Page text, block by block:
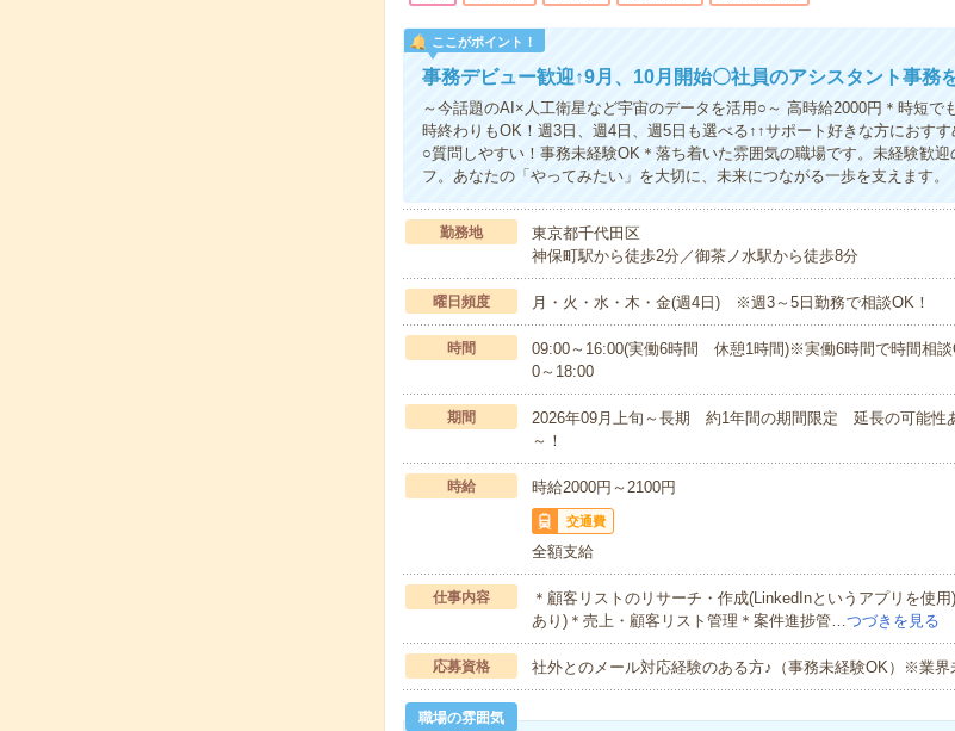
ここがポイント！
事務デビュー歓迎↑9月、10月開始〇社員のアシスタント事務
～今話題のAI×人工衛星など宇宙のデータを活用○～ 高時給2000円＊時短で
時終わりもOK！週3日、週4日、週5日も選べる↑↑サポート好きな方におす
○質問しやすい！事務未経験OK＊落ち着いた雰囲気の職場です。未経験歓
フ。あなたの「やってみたい」を大切に、未来につながる一歩を支えます。
勤務地
東京都千代田区
神保町駅から徒歩2分／御茶ノ水駅から徒歩8分
曜日頻度 月・火・水・木・金(週4日) ※週3～5日勤務で相談OK！
時間
09:00～16:00(実働6時間 休憩1時間)※実働6時間で時間相談
0～18:00
期間
2026年09月上旬～長期 約1年間の期間限定 延長の可能
～！
時給 時給2000円～2100円
交通費
全額支給
仕事内容
＊顧客リストのリサーチ・作成(LinkedInというアプリを使
あり)＊売上・顧客リスト管理＊案件進捗管…つづきを見る
応募資格 社外とのメール対応経験のある方♪（事務未経験OK）※業界
職場の雰囲気